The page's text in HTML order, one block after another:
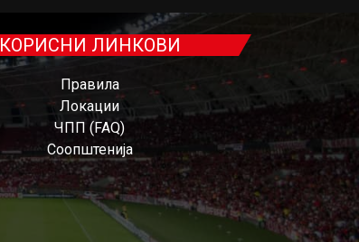
КОРИСНИ ЛИНКОВИ
Правила
Локации
ЧПП (FAQ)
Соопштенија